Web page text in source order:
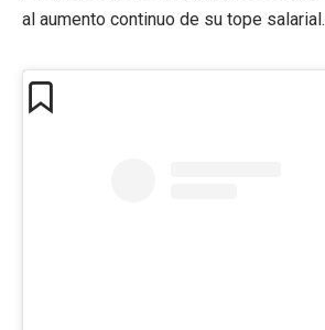
al aumento continuo de su tope salarial.